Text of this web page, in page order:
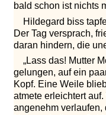
bald schon ist nichts
Hildegard biss
Der Tag versprach,
daran hindern, die
„Lass das! Mutter
gelungen, auf ein
Kopf. Eine Weile
atmete erleichtert
angenehm verlaufen,